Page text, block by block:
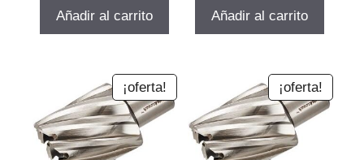
era:
Añadir al carrito
era:
Añadir al carrito
¡oferta! ¡oferta!